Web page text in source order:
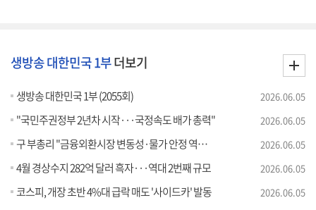
생방송 대한민국 1부더보기
생방송 대한민국 1부 (2055회) 2026.06.05
"국민주권정부 2년차 시작···국정속도 배가 총력" 2026.06.05
구 부총리 "금융외환시장 변동성·물가 안정 역량 집중" 2026.06.05
4월 경상수지 282억 달러 흑자···역대 2번째 규모 2026.06.05
코스피, 개장 초반 4%대 급락 매도 '사이드카' 발동 2026.06.05